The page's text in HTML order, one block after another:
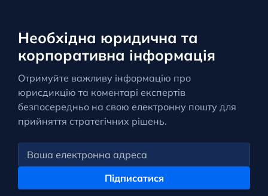
Необхідна юридична та
корпоративна інформація
Отримуйте важливу інформацію про
юрисдикцію та коментарі експертів
безпосередньо на свою електронну пошту для
прийняття стратегічних рішень.
Підписатися